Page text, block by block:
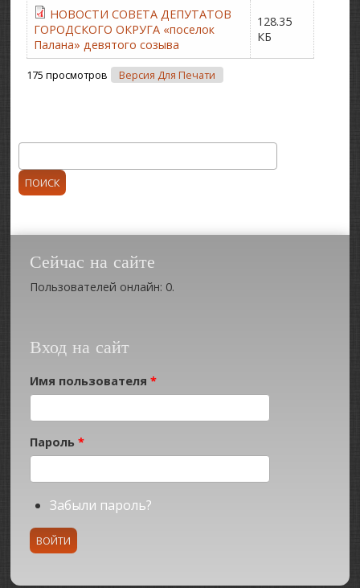
НОВОСТИ СОВЕТА ДЕПУТАТОВ
ГОРОДСКОГО ОКРУГА «поселок
Палана» девятого созыва
128.35
КБ
175 просмотров Версия Для Печати
Форма поиска
Сейчас на сайте
Пользователей онлайн: 0.
Вход на сайт
Имя пользователя*
Пароль*
Забыли пароль?